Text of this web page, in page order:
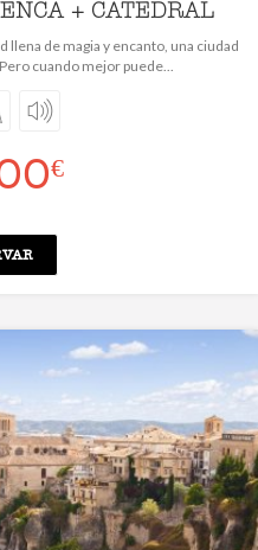
+ CATEDRAL
llena de magia y encanto, una ciudad
cuando mejor puede...
€